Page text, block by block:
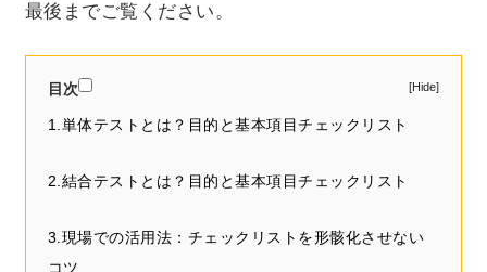
最後までご覧ください。
目次
1.単体テストとは？目的と基本項目チェックリスト
2.結合テストとは？目的と基本項目チェックリスト
3.現場での活用法：チェックリストを形骸化させない
コツ